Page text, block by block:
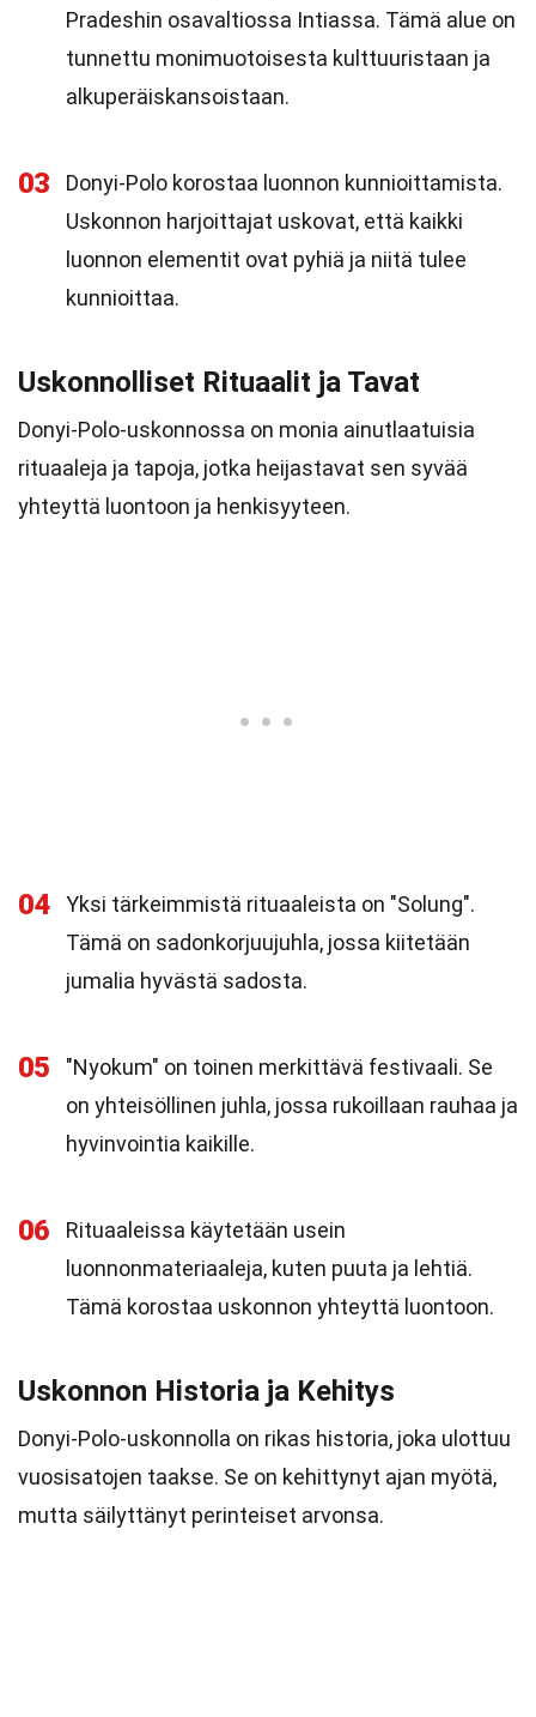
Pradeshin osavaltiossa Intiassa. Tämä alue on
tunnettu monimuotoisesta kulttuuristaan ja
alkuperäiskansoistaan.
03
Donyi-Polo korostaa luonnon kunnioittamista.
Uskonnon harjoittajat uskovat, että kaikki
luonnon elementit ovat pyhiä ja niitä tulee
kunnioittaa.
Uskonnolliset Rituaalit ja Tavat
Donyi-Polo-uskonnossa on monia ainutlaatuisia
rituaaleja ja tapoja, jotka heijastavat sen syvää
yhteyttä luontoon ja henkisyyteen.
04
Yksi tärkeimmistä rituaaleista on "Solung".
Tämä on sadonkorjuujuhla, jossa kiitetään
jumalia hyvästä sadosta.
05
"Nyokum" on toinen merkittävä festivaali. Se
on yhteisöllinen juhla, jossa rukoillaan rauhaa ja
hyvinvointia kaikille.
06
Rituaaleissa käytetään usein
luonnonmateriaaleja, kuten puuta ja lehtiä.
Tämä korostaa uskonnon yhteyttä luontoon.
Uskonnon Historia ja Kehitys
Donyi-Polo-uskonnolla on rikas historia, joka ulottuu
vuosisatojen taakse. Se on kehittynyt ajan myötä,
mutta säilyttänyt perinteiset arvonsa.